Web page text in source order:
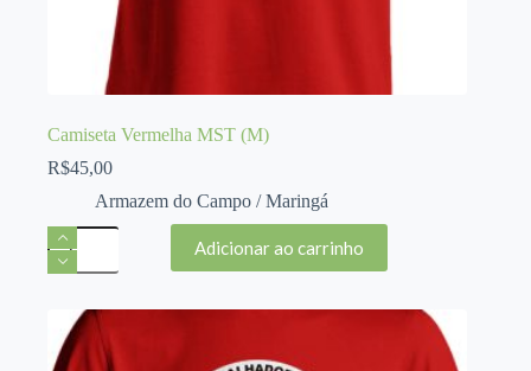
Camiseta Vermelha MST (M)
R$45,00
Armazem do Campo / Maringá
Camiseta
Vermelha
MST
quantidade
Adicionar ao carrinho